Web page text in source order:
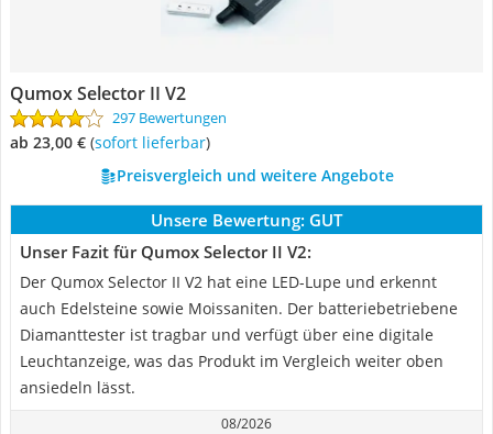
Qumox Selector II V2
297 Bewertungen
ab 23,00 € ( Sofort lieferbar)
Preisvergleich und weitere Angebote
Unsere Bewertung: GUT
Unser Fazit für Qumox Selector II V2:
Der Qumox Selector II V2 hat eine LED-Lupe und erkennt
auch Edelsteine sowie Moissaniten. Der batteriebetriebene
Diamanttester ist tragbar und verfügt über eine digitale
Leuchtanzeige, was das Produkt im Vergleich weiter oben
ansiedeln lässt.
08/2026